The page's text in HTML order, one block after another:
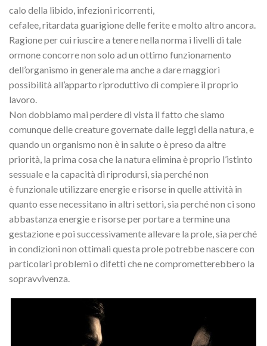
calo della libido, infezioni ricorrenti,
cefalee, ritardata guarigione delle ferite e molto altro ancora.
Ragione per cui riuscire a tenere nella norma i livelli di tale
ormone concorre non solo ad un ottimo funzionamento
dell’organismo in generale ma anche a dare maggiori
possibilità all’apparto riproduttivo di compiere il proprio
lavoro.
Non dobbiamo mai perdere di vista il fatto che siamo
comunque delle creature governate dalle leggi della natura, e
quando un organismo non è in salute o è preso da altre
priorità, la prima cosa che la natura elimina è proprio l’istinto
sessuale e la capacità di riprodursi, sia perché non
è funzionale utilizzare energie e risorse in quelle attività in
quanto esse necessitano in altri settori, sia perché non ci sono
abbastanza energie e risorse per portare a termine una
gestazione e poi successivamente allevare la prole, sia perché
in condizioni non ottimali questa prole potrebbe nascere con
particolari problemi o difetti che ne comprometterebbero la
sopravvivenza.